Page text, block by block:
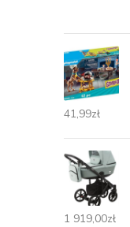
41,99zł
1 919,00zł